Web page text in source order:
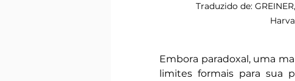
Traduzido de:
Embora paradoxal, uma
limites formais para sua